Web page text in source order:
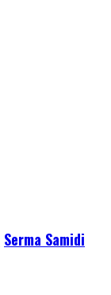
Serma Samidi